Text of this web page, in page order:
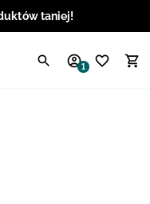
taniej!
1